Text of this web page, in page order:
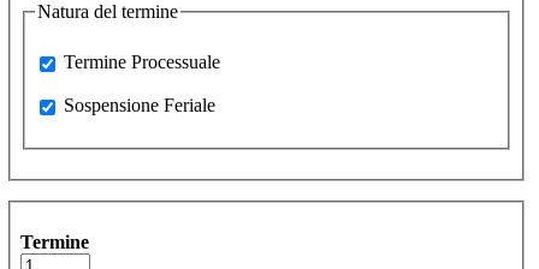
Natura del termine
Processuale
Termine Processuale
Sospensione Feriale
Sospensione Feriale
Termine